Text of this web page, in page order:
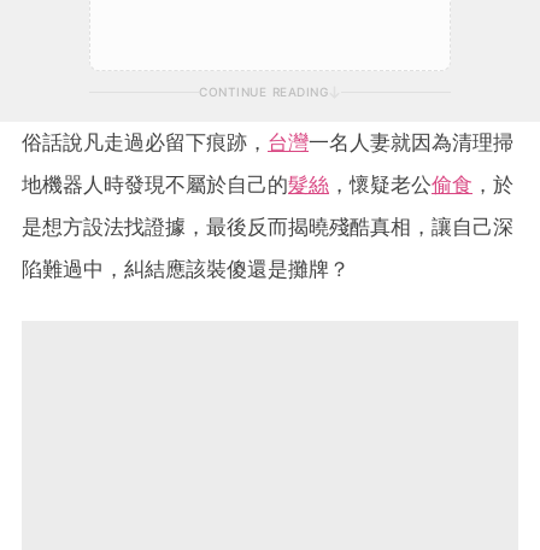
CONTINUE READING
俗話說凡走過必留下痕跡， 台灣一名人妻就因為清理掃
地機器人時發現不屬於自己的髮絲 ，懷疑老公偷食 ，於
是想方設法找證據，最後反而揭曉殘酷真相，讓自己深
陷難過中，糾結應該裝傻還是攤牌？